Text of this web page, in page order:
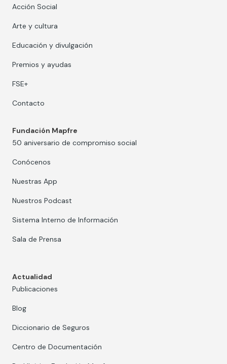
Acción Social
Arte y cultura
Educación y divulgación
Premios y ayudas
FSE+
Contacto
Fundación Mapfre
50 aniversario de compromiso social
Conócenos
Nuestras App
Nuestros Podcast
Sistema Interno de Información
Sala de Prensa
Actualidad
Publicaciones
Blog
Diccionario de Seguros
Centro de Documentación